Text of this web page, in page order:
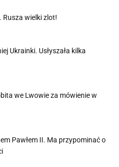
wielki zlot!
Ukrainki. Usłyszała kilka
we Lwowie za mówienie w
Pawłem II. Ma przypominać o